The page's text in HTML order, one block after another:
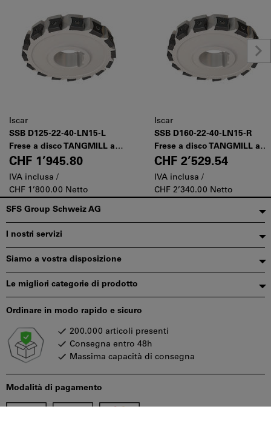
Iscar
SSB D125-22-40-LN15-L
Frese a disco TANGMILL a
profilo parziale, con Inserti
LNKX.
CHF 1’945.80
IVA inclusa /
CHF 1’800.00 Netto
Iscar
SSB D160-22-40-LN15-R
Frese a disco TANGMILL a
profilo parziale, con Inserti
LNKX.
CHF 2’529.54
IVA inclusa /
CHF 2’340.00 Netto
Piè
di
pagina
SFS Group Schweiz AG
I nostri servizi
Siamo a vostra disposizione
Le migliori categorie di prodotto
Modalità di pagamento
Ordinare in modo rapido e sicuro
200.000 articoli presenti
Consegna entro 48h
Massima capacità di consegna